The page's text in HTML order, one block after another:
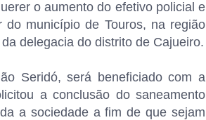
o aumento do efetivo policial e
município de Touros, na região
delegacia do distrito de Cajueiro.
Seridó, será beneficiado com a
a conclusão do saneamento
a sociedade a fim de que sejam